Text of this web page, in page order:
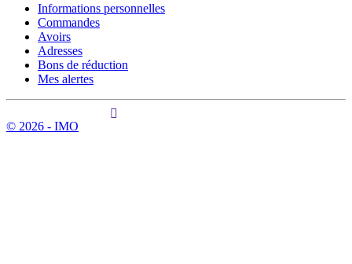
Informations personnelles
Commandes
Avoirs
Adresses
Bons de réduction
Mes alertes
© 2026 - IMO